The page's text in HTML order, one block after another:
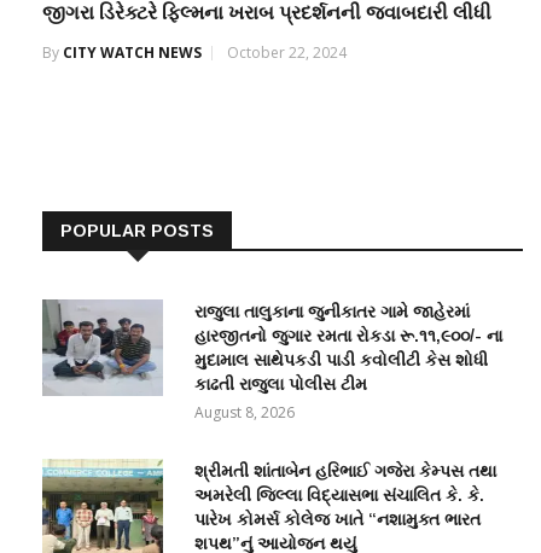
જીગરા ડિરેક્ટરે ફિલ્મના ખરાબ પ્રદર્શનની જવાબદારી લીધી
By CITY WATCH NEWS October 22, 2024
POPULAR POSTS
રાજુલા તાલુકાના જુનીકાતર ગામે જાહેરમાં
હારજીતનો જુગાર રમતા રોકડા રૂ.૧૧,૯૦૦/- ના
મુદામાલ સાથેપકડી પાડી કવોલીટી કેસ શોધી
કાઢતી રાજુલા પોલીસ ટીમ
August 8, 2026
શ્રીમતી શાંતાબેન હરિભાઈ ગજેરા કેમ્પસ તથા
અમરેલી જિલ્લા વિદ્યાસભા સંચાલિત કે. કે.
પારેખ કોમર્સ કોલેજ ખાતે “નશામુક્ત ભારત
શપથ”નું આયોજન થયું